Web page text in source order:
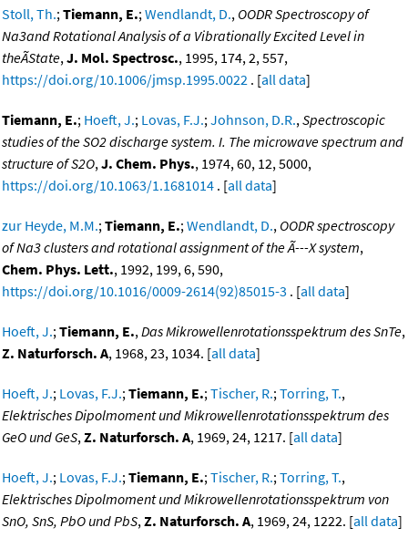
Stoll, Th.;Tiemann, E.;Wendlandt, D., OODR Spectroscopy of
Na3and Rotational Analysis of a Vibrationally Excited Level in
theÃState,J. Mol. Spectrosc., 1995, 174, 2, 557,
https://doi.org/10.1006/jmsp.1995.0022 . [all data]
Tiemann, E.; Hoeft, J.; Lovas, F.J.;Johnson, D.R.,Spectroscopic
studies of the SO2 discharge system. I. The microwave spectrum and
structure of S2O,J. Chem. Phys., 1974, 60, 12, 5000,
https://doi.org/10.1063/1.1681014 . [all data]
zur Heyde, M.M.;Tiemann, E.;Wendlandt, D., OODR spectroscopy
of Na3 clusters and rotational assignment of the Ã---X system,
Chem. Phys. Lett., 1992, 199, 6, 590,
https://doi.org/10.1016/0009-2614(92)85015-3 . [all data]
Hoeft, J.;Tiemann, E.,Das Mikrowellenrotationsspektrum des SnTe,
Z. Naturforsch. A, 1968, 23, 1034. [all data]
Hoeft, J.; Lovas, F.J.;Tiemann, E.;Tischer, R.;Torring, T.,
Elektrisches Dipolmoment und Mikrowellenrotationsspektrum des
GeO und GeS,Z. Naturforsch. A, 1969, 24, 1217. [all data]
Hoeft, J.; Lovas, F.J.;Tiemann, E.;Tischer, R.;Torring, T.,
Elektrisches Dipolmoment und Mikrowellenrotationsspektrum von
SnO, SnS, PbO und PbS,Z. Naturforsch. A, 1969, 24, 1222. [all data]